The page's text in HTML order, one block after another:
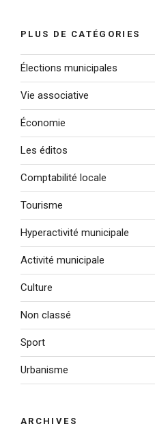
PLUS DE CATÉGORIES
Élections municipales
Vie associative
Économie
Les éditos
Comptabilité locale
Tourisme
Hyperactivité municipale
Activité municipale
Culture
Non classé
Sport
Urbanisme
ARCHIVES